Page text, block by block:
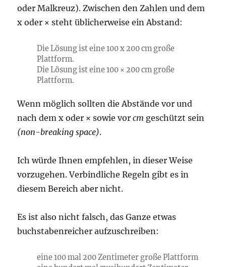
oder Malkreuz). Zwischen den Zahlen und dem
x oder × steht üblicherweise ein Abstand:
Die Lösung ist eine 100 x 200 cm große
Plattform.
Die Lösung ist eine 100 × 200 cm große
Plattform.
Wenn möglich sollten die Abstände vor und
nach dem x oder × sowie vorcm geschützt sein
(non-breaking space).
Ich würde Ihnen empfehlen, in dieser Weise
vorzugehen. Verbindliche Regeln gibt es in
diesem Bereich aber nicht.
Es ist also nicht falsch, das Ganze etwas
buchstabenreicher aufzuschreiben:
eine 100 mal 200 Zentimeter große Plattform